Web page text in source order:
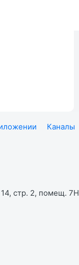
Каналы
стр. 2, помещ. 7Н